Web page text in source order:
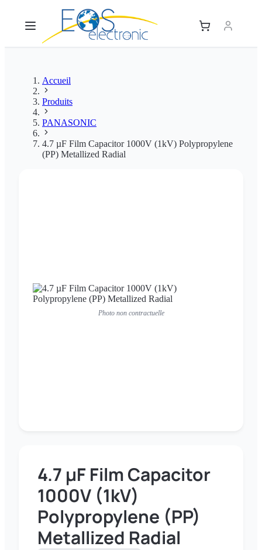
Accueil
Produits
PANASONIC
4.7 µF Film Capacitor 1000V (1kV) Polypropylene
(PP) Metallized Radial
Photo non contractuelle
4.7 µF Film Capacitor
1000V (1kV)
Polypropylene (PP)
Metallized Radial